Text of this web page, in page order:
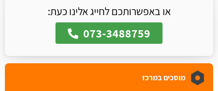
או באפשרותכם לחייג אלינו כעת:
073-3488759
מוסכים במרכז